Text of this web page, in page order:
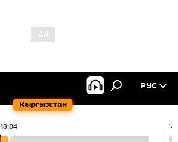
Кыргызстан
РУС
13:04